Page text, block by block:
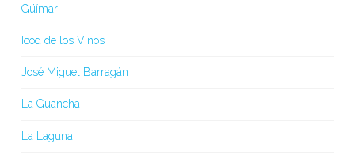
Güímar
Icod de los Vinos
José Miguel Barragán
La Guancha
La Laguna